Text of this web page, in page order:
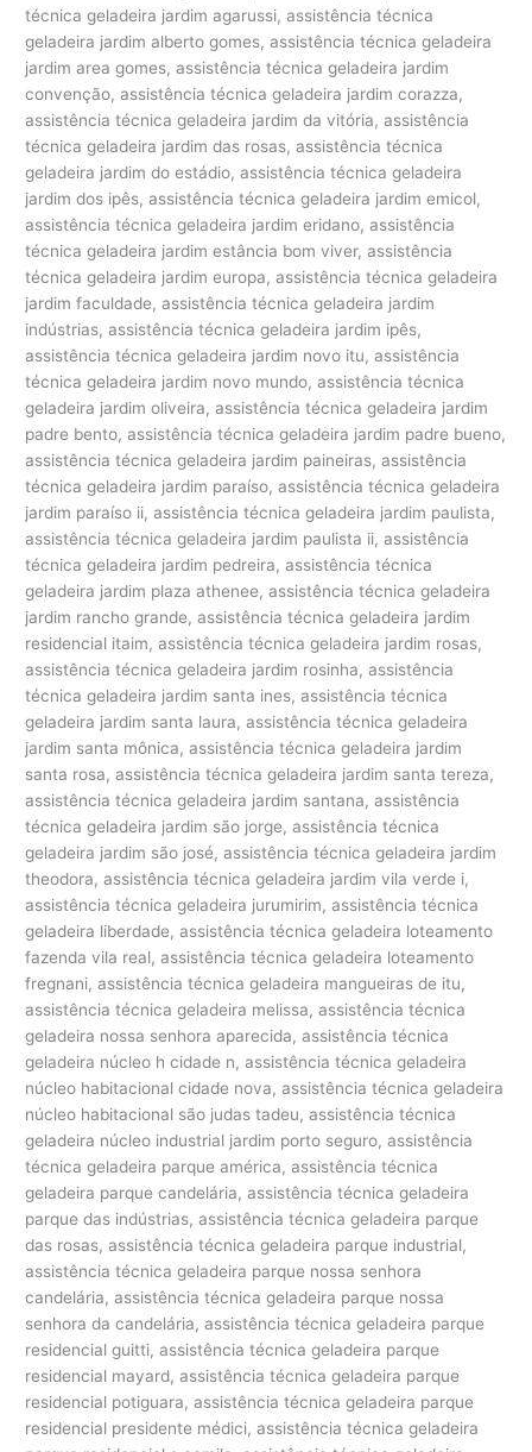
técnica geladeira jardim agarussi, assistência técnica
geladeira jardim alberto gomes, assistência técnica geladeira
jardim area gomes, assistência técnica geladeira jardim
convenção, assistência técnica geladeira jardim corazza,
assistência técnica geladeira jardim da vitória, assistência
técnica geladeira jardim das rosas, assistência técnica
geladeira jardim do estádio, assistência técnica geladeira
jardim dos ipês, assistência técnica geladeira jardim emicol,
assistência técnica geladeira jardim eridano, assistência
técnica geladeira jardim estância bom viver, assistência
técnica geladeira jardim europa, assistência técnica geladeira
jardim faculdade, assistência técnica geladeira jardim
indústrias, assistência técnica geladeira jardim ipês,
assistência técnica geladeira jardim novo itu, assistência
técnica geladeira jardim novo mundo, assistência técnica
geladeira jardim oliveira, assistência técnica geladeira jardim
padre bento, assistência técnica geladeira jardim padre bueno,
assistência técnica geladeira jardim paineiras, assistência
técnica geladeira jardim paraíso, assistência técnica geladeira
jardim paraíso ii, assistência técnica geladeira jardim paulista,
assistência técnica geladeira jardim paulista ii, assistência
técnica geladeira jardim pedreira, assistência técnica
geladeira jardim plaza athenee, assistência técnica geladeira
jardim rancho grande, assistência técnica geladeira jardim
residencial itaim, assistência técnica geladeira jardim rosas,
assistência técnica geladeira jardim rosinha, assistência
técnica geladeira jardim santa ines, assistência técnica
geladeira jardim santa laura, assistência técnica geladeira
jardim santa mônica, assistência técnica geladeira jardim
santa rosa, assistência técnica geladeira jardim santa tereza,
assistência técnica geladeira jardim santana, assistência
técnica geladeira jardim são jorge, assistência técnica
geladeira jardim são josé, assistência técnica geladeira jardim
theodora, assistência técnica geladeira jardim vila verde i,
assistência técnica geladeira jurumirim, assistência técnica
geladeira liberdade, assistência técnica geladeira loteamento
fazenda vila real, assistência técnica geladeira loteamento
fregnani, assistência técnica geladeira mangueiras de itu,
assistência técnica geladeira melissa, assistência técnica
geladeira nossa senhora aparecida, assistência técnica
geladeira núcleo h cidade n, assistência técnica geladeira
núcleo habitacional cidade nova, assistência técnica geladeira
núcleo habitacional são judas tadeu, assistência técnica
geladeira núcleo industrial jardim porto seguro, assistência
técnica geladeira parque américa, assistência técnica
geladeira parque candelária, assistência técnica geladeira
parque das indústrias, assistência técnica geladeira parque
das rosas, assistência técnica geladeira parque industrial,
assistência técnica geladeira parque nossa senhora
candelária, assistência técnica geladeira parque nossa
senhora da candelária, assistência técnica geladeira parque
residencial guitti, assistência técnica geladeira parque
residencial mayard, assistência técnica geladeira parque
residencial potiguara, assistência técnica geladeira parque
residencial presidente médici, assistência técnica geladeira